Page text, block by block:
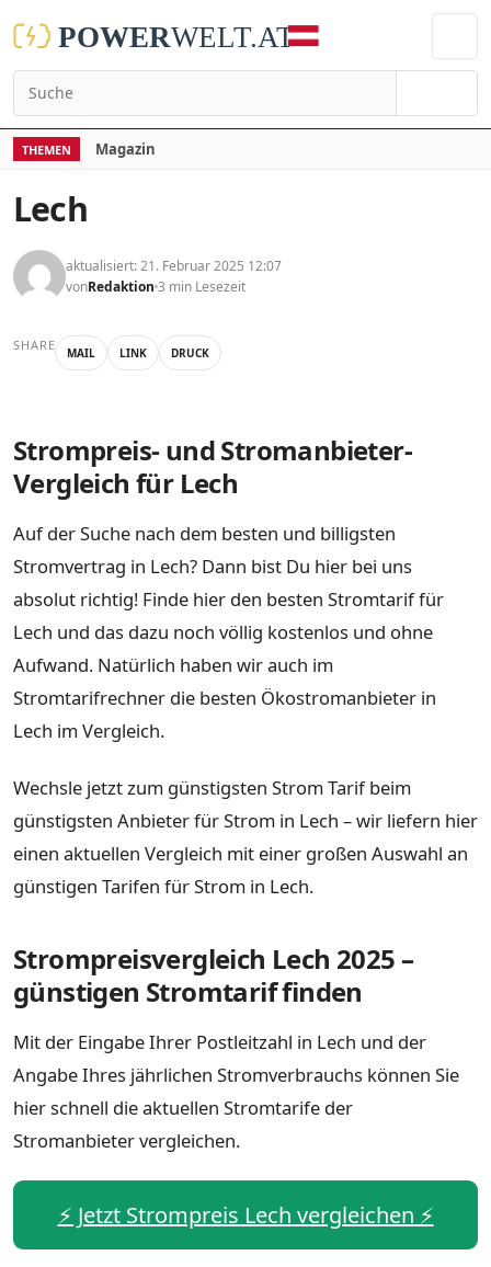
THEMEN Magazin
Lech
aktualisiert: 21. Februar 2025 12:07
vonRedaktion 3 min Lesezeit
SHARE MAIL LINK DRUCK
Strompreis- und Stromanbieter-
Vergleich für Lech
Auf der Suche nach dem besten und billigsten
Stromvertrag in Lech? Dann bist Du hier bei uns
absolut richtig! Finde hier den besten Stromtarif für
Lech und das dazu noch völlig kostenlos und ohne
Aufwand. Natürlich haben wir auch im
Stromtarifrechner die besten Ökostromanbieter in
Lech im Vergleich.
Wechsle jetzt zum günstigsten Strom Tarif beim
günstigsten Anbieter für Strom in Lech – wir liefern hier
einen aktuellen Vergleich mit einer großen Auswahl an
günstigen Tarifen für Strom in Lech.
Strompreisvergleich Lech 2025 –
günstigen Stromtarif finden
Mit der Eingabe Ihrer Postleitzahl in Lech und der
Angabe Ihres jährlichen Stromverbrauchs können Sie
hier schnell die aktuellen Stromtarife der
Stromanbieter vergleichen.
⚡️ Jetzt Strompreis Lech vergleichen ⚡️